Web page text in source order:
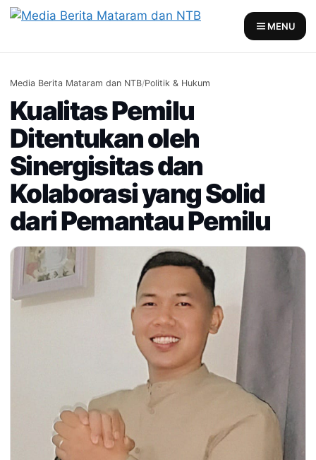
Skip
MENU
Media Berita Mataram dan NTB/Politik & Hukum
Kualitas Pemilu
Ditentukan oleh
Sinergisitas dan
Kolaborasi yang Solid
dari Pemantau Pemilu